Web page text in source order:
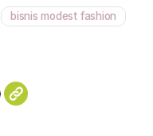
bisnis modest fashion